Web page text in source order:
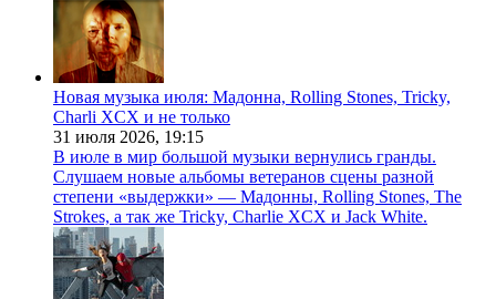
Новая музыка июля: Мадонна, Rolling Stones, Tricky,
Charli XCX и не только
31 июля 2026, 19:15
В июле в мир большой музыки вернулись гранды.
Слушаем новые альбомы ветеранов сцены разной
степени «выдержки» — Мадонны, Rolling Stones, The
Strokes, а так же Tricky, Charlie XCX и Jack White.